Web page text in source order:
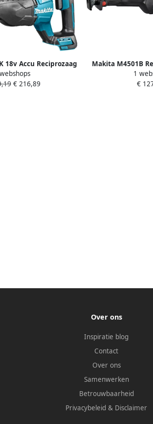
18v Accu Reciprozaag
| zonder accu&apos;s
DJR187ZK
€ 216,89
Makita M4501B
1
€
Over ons
Inspiratie blog
Contact
Over ons
Samenwerken
Betrouwbaarheid
Privacybeleid & Disclaimer